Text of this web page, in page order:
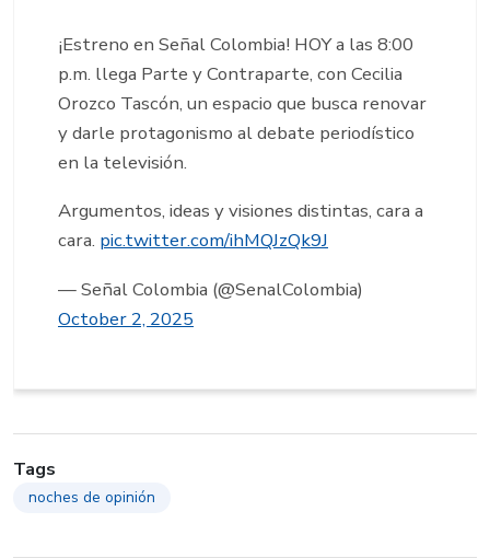
¡Estreno en Señal Colombia! HOY a las 8:00
p.m. llega Parte y Contraparte, con Cecilia
Orozco Tascón, un espacio que busca renovar
y darle protagonismo al debate periodístico
en la televisión.
Argumentos, ideas y visiones distintas, cara a
cara. pic.twitter.com/ihMQJzQk9J
— Señal Colombia (@SenalColombia)
October 2, 2025
Tags
noches de opinión